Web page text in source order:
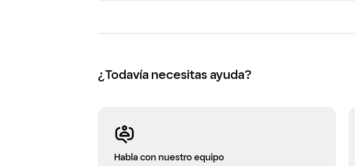
¿Todavía necesitas ayuda?
Habla con nuestro equipo